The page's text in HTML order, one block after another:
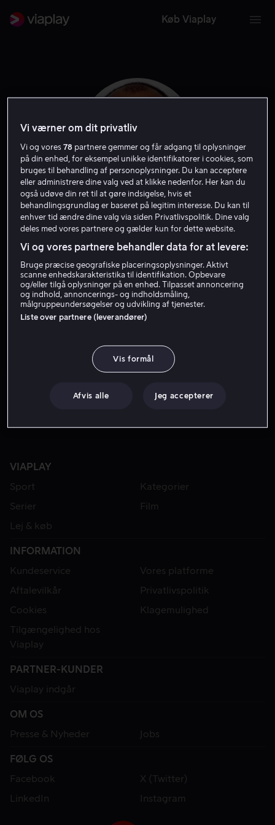
Køb Viaplay
Danny Leiner
Instruktør
VIAPLAY
Sport
Kategorier
Serier
Film
Lej & køb
INFORMATION
Kundeservice
Vores platforme
Aftalevilkår
Privatlivspolitik
Cookies
Klagemulighed
Tilgængelighed hos
Viaplay
PARTNER-KUNDER
Viaplay indgår
OM OS
Presse & Nyheder
Jobs
FØLG OS
Facebook
X (Twitter)
LinkedIn
Instagram
Vi værner om dit privatliv
Vi og vores78 partnere gemmer og får adgang til oplysninger
på din enhed, for eksempel unikke identifikatorer i cookies, som
bruges til behandling af personoplysninger. Du kan acceptere
eller administrere dine valg ved at klikke nedenfor. Her kan du
også udøve din ret til at gøre indsigelse, hvis et
behandlingsgrundlag er baseret på legitim interesse. Du kan til
enhver tid ændre dine valg via siden Privatlivspolitik. Dine valg
deles med vores partnere og gælder kun for dette website.
Vi og vores partnere behandler data for at levere:
Bruge præcise geografiske placeringsoplysninger. Aktivt
scanne enhedskarakteristika til identifikation. Opbevare
og/eller tilgå oplysninger på en enhed. Tilpasset annoncering
og indhold, annoncerings- og indholdsmåling,
målgruppeundersøgelser og udvikling af tjenester.
Liste over partnere (leverandører)
Vis formål
Afvis alle Jeg accepterer